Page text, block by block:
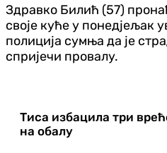
Здравко Билић (57)
своје куће у понедјељак
полиција сумња да је
спријечи провалу.
Тиса избацила три
на обалу